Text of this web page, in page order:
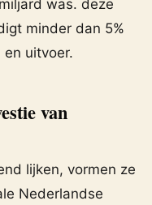
was. deze
minder dan 5%
uitvoer.
van
lijken, vormen ze
Nederlandse